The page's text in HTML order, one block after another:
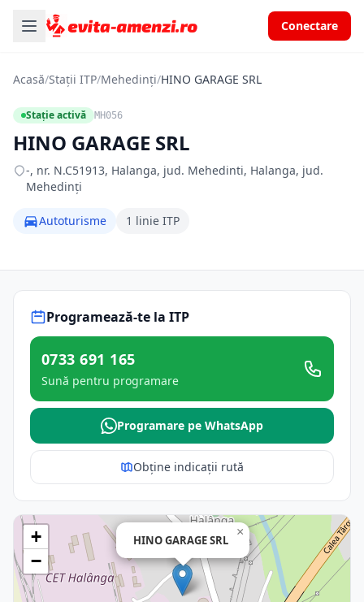
Conectare
Acasă/Stații ITP/Mehedinți/HINO GARAGE SRL
Stație activă MH056
HINO GARAGE SRL
-, nr. N.C51913, Halanga, jud. Mehedinti, Halanga, jud.
Mehedinți
Autoturisme 1 linie ITP
Programează-te la ITP
0733 691 165
Sună pentru programare
Programare pe WhatsApp
Obține indicații rută
HINO GARAGE SRL
×
+
−